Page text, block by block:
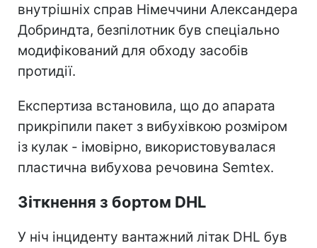
внутрішніх справ Німеччини Александера
Добриндта, безпілотник був спеціально
модифікований для обходу засобів
протидії.
Експертиза встановила, що до апарата
прикріпили пакет з вибухівкою розміром
із кулак - імовірно, використовувалася
пластична вибухова речовина Semtex.
Зіткнення з бортом DHL
У ніч інциденту вантажний літак DHL був